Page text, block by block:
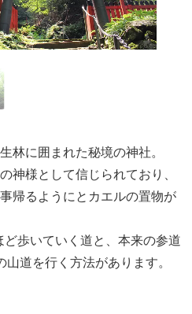
林に囲まれた秘境の神社。
神様として信じられており、
帰るようにとカエルの置物が
歩いていく道と、本来の参道
道を行く方法があります。